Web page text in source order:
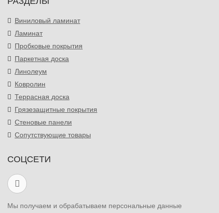
Виниловый ламинат
Ламинат
Пробковые покрытия
Паркетная доска
Линолеум
Ковролин
Террасная доска
Грязезащитные покрытия
Стеновые панели
Сопутствующие товары
СОЦСЕТИ
Мы получаем и обрабатываем персональные данные